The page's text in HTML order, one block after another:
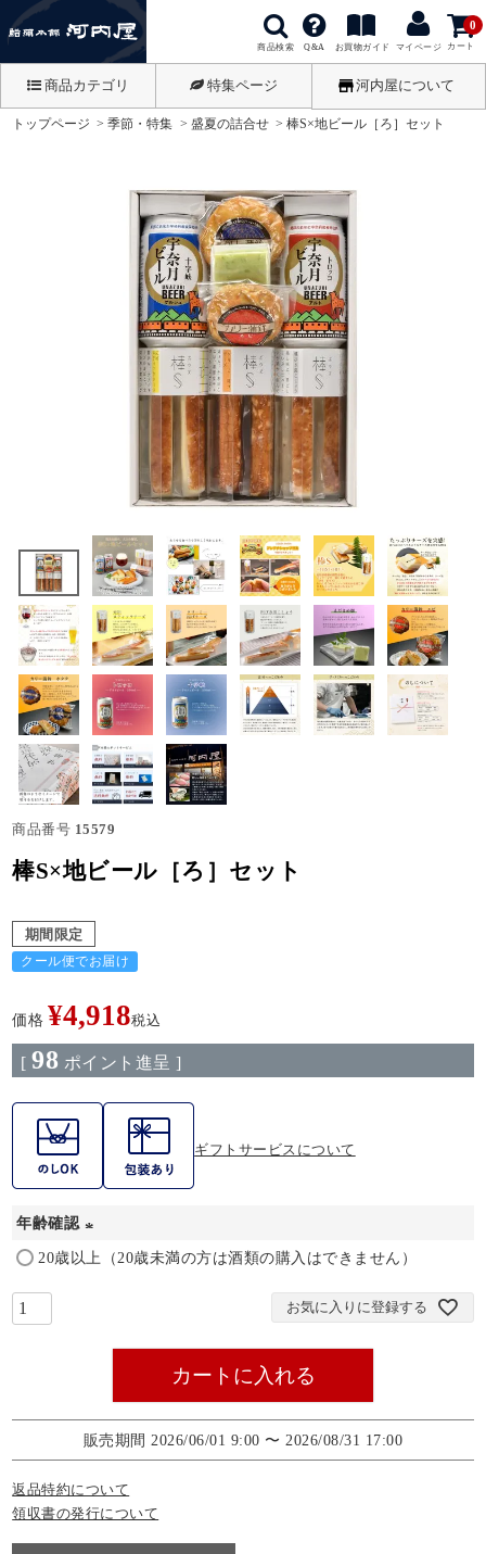
商品検索 Q&A お買物ガイド マイページ カート
0
商品カテゴリ 特集ページ 河内屋について
トップページ 季節・特集 盛夏の詰合せ 棒S×地ビール［ろ］セット
商品番号 15579
棒S×地ビール［ろ］セット
期間限定
クール便でお届け
価格 ¥4,918税込
[ 98 ポイント進呈 ]
ギフトサービスについて
年齢確認
20歳以上（20歳未満の方は酒類の購入はできません）
お気に入りに登録する
カートに入れる
販売期間 2026/06/01 9:00 〜 2026/08/31 17:00
返品特約について
領収書の発行について